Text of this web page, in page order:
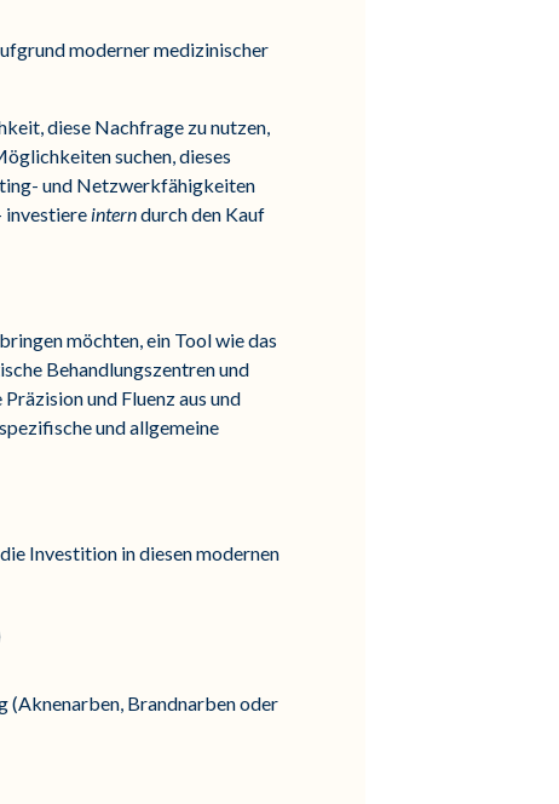
moderner medizinischer
diese Nachfrage zu nutzen,
suchen, dieses
und Netzwerkfähigkeiten
investiere interndurch den Kauf
möchten, ein Tool wie das
Behandlungszentren und
und Fluenz aus und
und allgemeine
Investition in diesen modernen
(Aknenarben, Brandnarben oder